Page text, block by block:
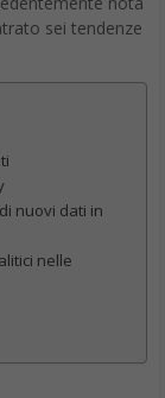
sei tendenze
nuovi dati in
nelle